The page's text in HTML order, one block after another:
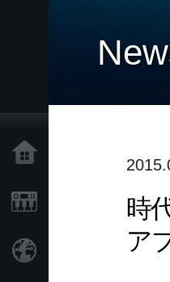
Import Products
時
ア